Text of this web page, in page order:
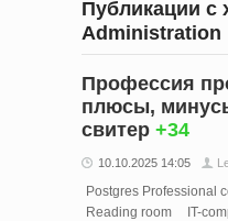
Публикации с
Administration
Профессия
плюсы,
свитер +34
10.10.2025 14:05
Postgres Professional
Reading room
IT-